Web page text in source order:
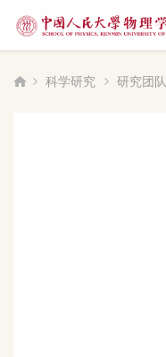
科学研究 研究团队